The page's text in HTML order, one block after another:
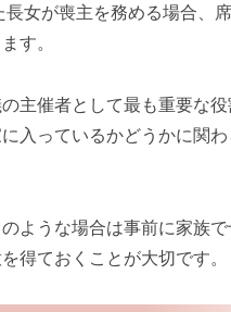
長女が喪主を務める場合、
す。
主催者として最も重要な
入っているかどうかに関
ような場合は事前に家族で
得ておくことが大切です。